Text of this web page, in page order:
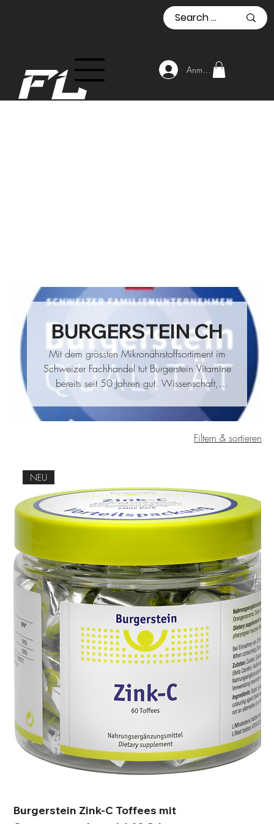
Anmelden
BURGERSTEIN CH
Mit dem grössten Mikronährstoffsortiment im
Schweizer Fachhandel tut Burgerstein Vitamine
bereits seit 50 Jahren gut. Wissenschaft,
Seriosität und Evidenz sind die Grundlagen
von jedem einzelnen Burgerstein Produkt. Wir
dessen Nutzen wir überzeugt sind – das steht
wird seit über 10 Jahren in Folge mit dem Most
Trusted Brand für Vitaminprodukte
ausgezeichnet. unterstützen Sportlern von heute
und morgen, fördern die Forschung und
Entwicklung von Mikronährstoffen und legen
Filtern & sortieren
NEU
Burgerstein Zink-C Toffees mit